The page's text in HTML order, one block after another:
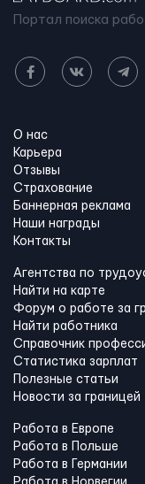
Портал поиска
О нас
Карьера
Отзывы
Страхование
Баннерная реклама
Наши награды
Контакты
Агентства по
Найти на карте
Форум о работе за
Найти работника
Справочник
Статистика зарплат
Полезные статьи
Новости за границей
Работа в Европе
Работа в Польше
Работа в Германии